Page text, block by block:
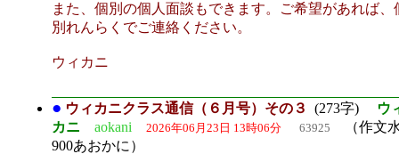
また、個別の個人面談もできます。ご希望があれば、
別れんらくでご連絡ください。
ウィカニ
● ウィカニクラス通信（６月号）その３ (273字)
ウ
カニ
aokani 2026年06月23日 13時06分 63925
（作文
900あおかに）